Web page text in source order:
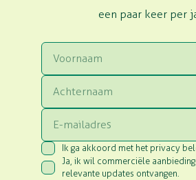
een paar keer per
Voornaam
Achternaam
Email
Consent (Vereist)
Ik ga akkoord met het privacy
Consent(Vereist)
Ja, ik wil commerciële
relevante updates ontvangen.